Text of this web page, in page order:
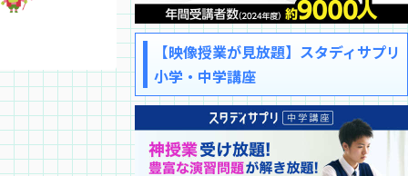
【映像授業が見放題】スタディサプリ
小学・中学講座